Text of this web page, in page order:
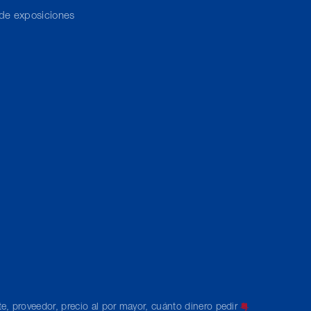
exposiciones
proveedor, precio al por mayor, cuánto dinero pedir粤